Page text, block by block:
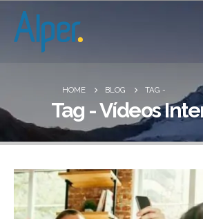
HOME BLOG TAG -
Tag - Vídeos